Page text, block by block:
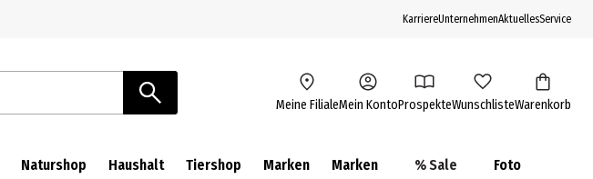
KarriereUnternehmenAktuellesService
Meine FilialeMein KontoProspekteWunschlisteWarenkorb
Naturshop Haushalt Tiershop Marken Marken % Sale Foto